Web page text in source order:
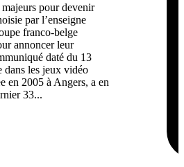
pour devenir
par l’enseigne
franco-belge
annoncer leur
daté du 13
dans les jeux vidéo
en 2005 à Angers, a en
33...